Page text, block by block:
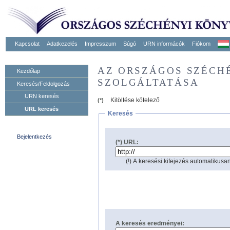
Kapcsolat Adatkezelés Impresszum Súgó URN informácók Fiókom
Kezdőlap
Keresés/Feldolgozás
URN keresés
URL keresés
Bejelentkezés
AZ ORSZÁGOS
SZOLGÁLTATÁSA
(*)
Kitöltése kötelező
Keresés
(*) URL:
(!) A keresési kifejezés
A keresés eredményei: